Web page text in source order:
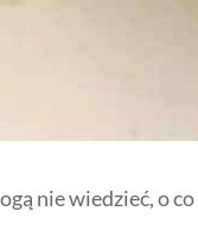
nie wiedzieć, o